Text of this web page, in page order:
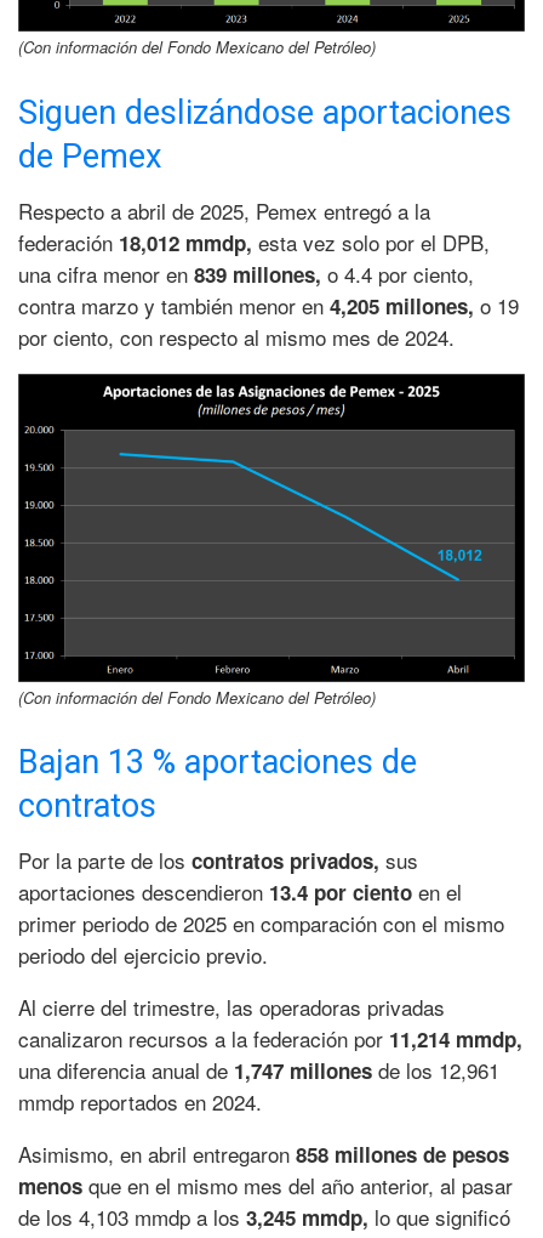
(Con información del Fondo Mexicano del Petróleo)
Siguen deslizándose aportaciones
de Pemex
Respecto a abril de 2025, Pemex entregó a la
federación 18,012 mmdp, esta vez solo por el DPB,
una cifra menor en 839 millones, o 4.4 por ciento,
contra marzo y también menor en 4,205 millones, o 19
por ciento, con respecto al mismo mes de 2024.
(Con información del Fondo Mexicano del Petróleo)
Bajan 13 % aportaciones de
contratos
Por la parte de los contratos privados, sus
aportaciones descendieron 13.4 por ciento en el
primer periodo de 2025 en comparación con el mismo
periodo del ejercicio previo.
Al cierre del trimestre, las operadoras privadas
canalizaron recursos a la federación por 11,214 mmdp,
una diferencia anual de 1,747 millones de los 12,961
mmdp reportados en 2024.
Asimismo, en abril entregaron 858 millones de pesos
menos que en el mismo mes del año anterior, al pasar
de los 4,103 mmdp a los 3,245 mmdp, lo que significó